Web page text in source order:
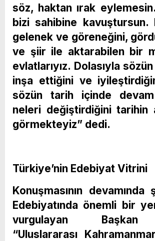
söz, haktan ırak
bizi sahibine kavuştursun.
gelenek ve göreneğini,
ve şiir ile aktarabilen bir
evlatlarıyız. Dolasıyla sözün
inşa ettiğini ve
sözün tarih içinde
neleri değiştirdiğini tarihin
görmekteyiz” dedi.
Türkiye’nin Edebiyat Vitrini
Konuşmasının
Edebiyatında önemli bir
vurgulayan Başkan
“Uluslararası